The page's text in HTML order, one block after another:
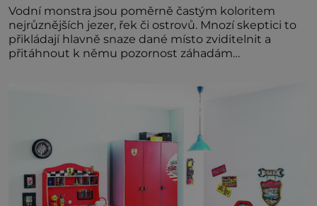
Vodní monstra jsou poměrně častým koloritem
nejrůznějších jezer, řek či ostrovů. Mnozí skeptici to
přikládají hlavně snaze dané místo zviditelnit a
přitáhnout k němu pozornost záhadám